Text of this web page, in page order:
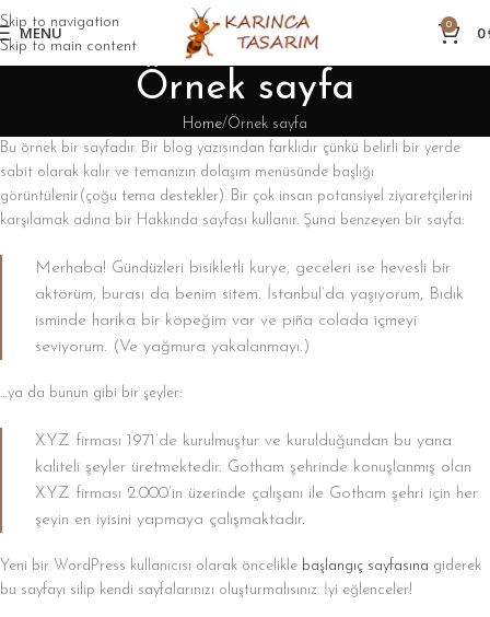
Skip to navigation
Skip to main content
MENU 0 0
Örnek sayfa
Home Örnek sayfa
Bu örnek bir sayfadır. Bir blog yazısından farklıdır çünkü belirli bir yerde
sabit olarak kalır ve temanızın dolaşım menüsünde başlığı
görüntülenir(çoğu tema destekler). Bir çok insan potansiyel ziyaretçilerini
karşılamak adına bir Hakkında sayfası kullanır. Şuna benzeyen bir sayfa:
Merhaba! Gündüzleri bisikletli kurye, geceleri ise hevesli bir
aktörüm, burası da benim sitem. İstanbul’da yaşıyorum, Bıdık
isminde harika bir köpeğim var ve piña colada içmeyi
seviyorum. (Ve yağmura yakalanmayı.)
…ya da bunun gibi bir şeyler:
XYZ firması 1971’de kurulmuştur ve kurulduğundan bu yana
kaliteli şeyler üretmektedir. Gotham şehrinde konuşlanmış olan
XYZ firması 2.000’in üzerinde çalışanı ile Gotham şehri için her
şeyin en iyisini yapmaya çalışmaktadır.
Yeni bir WordPress kullanıcısı olarak öncelikle başlangıç sayfasına giderek
bu sayfayı silip kendi sayfalarınızı oluşturmalısınız. İyi eğlenceler!